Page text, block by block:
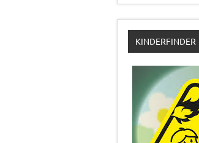
KINDERFINDER